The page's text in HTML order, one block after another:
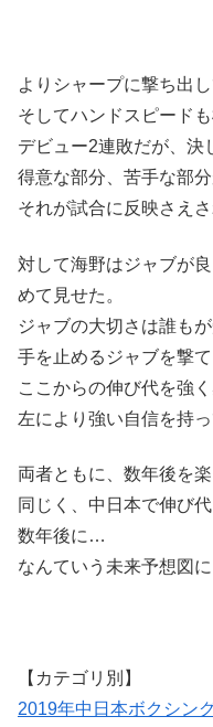
よりシャープに撃ち出
そしてハンドスピード
デビュー2連敗だが、決
得意な部分、苦手な部
それが試合に反映さえ
対して海野はジャブが
めて見せた。
ジャブの大切さは誰も
手を止めるジャブを撃て
ここからの伸び代を強く
左により強い自信を持
両者ともに、数年後を
同じく、中日本で伸び
数年後に…
なんていう未来予想図
【カテゴリ別】
2019年中日本ボクシン